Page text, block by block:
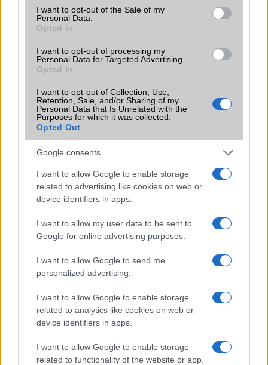
consent section.
I want to opt-out of the Sale of my
Personal Data.
Opted In
I want to opt-out of processing my
Personal Data for Targeted Advertising.
Opted In
I want to opt-out of Collection, Use,
Retention, Sale, and/or Sharing of my
Personal Data that Is Unrelated with the
Purposes for which it was collected.
Opted Out
Google consents
I want to allow Google to enable storage
related to advertising like cookies on web or
device identifiers in apps.
I want to allow my user data to be sent to
Google for online advertising purposes.
I want to allow Google to send me
personalized advertising.
I want to allow Google to enable storage
related to analytics like cookies on web or
device identifiers in apps.
I want to allow Google to enable storage
related to functionality of the website or app.
Az Android rejtett automatizmusai: hat
funkció, amely észrevétlenül könnyíti
meg a mindennapokat
2026.06.14| Android Police
Sok felhasználó külön alkalmazásokra esküszik, pedig az
amelyek maguktól dolgoznak a háttérben.
Ez a rejtett Samsung funkció teljesen
megváltoztatja a mobilhasználatot –
sokan mégsem tudnak róla
2026.07.12 | Android Central
Az Edge Panel az egyik leghasznosabb funkció, amely
jelentősen felgyorsítja a mindennapi használatot,
miközben a Pixel telefonokból továbbra is hiányzik.
KAPCSOLÓDÓ HÍREK
A Samsung lenyúlta az Apple reklámlányát
Itt az átdolgozott Samsung Galaxy Tab 7.0N Plus
Két phablet idén a ZTE-től